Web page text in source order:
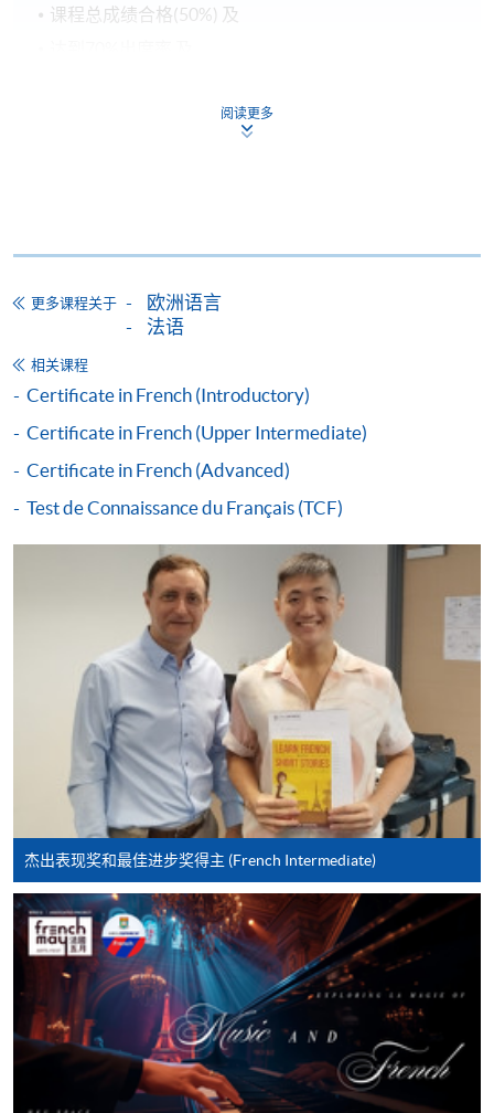
课程总成绩合格(50%) 及
试中取得要求成绩(考试日期必须於课程开始后)，法
Test de Connaissance du
的官方网页：www.wfsfaa.gov.hk/cef/，一切最新的资
电3142 2277联络持续进修基金办事处或电邮
cef_sfo@wfsfaa.gov.hk
持续进修基金
本课程已加入持续进修基金可获发还款项课程名单内
Certificate in French (Intermediate)
本课程在资歴架构下获得认可 (资歴架构第2级)
申请表 下载申请表
报名办法
付款方法
1. 现金、「易办事」（EPS）、微信支付
(WeChat Pay) 或支付宝(Alipay)
申请人可亲临学院任何一所报名中心，以现金、「易
办事」、微信支付（WeChat Pay）或支付宝
（Alipay） 缴付学费。
2. 支票或银行本票
如以划线支票或银行本票缴付，抬头请注明「香港大
学专业进修学院」。支票背面请写上课程名称及申请
人姓名。 阁下可：
阅读更多
更多课程关于
欧洲语言
法语
相关课程
Certificate in French (Introductory)
Certificate in French (Upper Intermediate)
Certificate in French (Advanced)
Test de Connaissance du Français (TCF)
杰出表现奖和最佳进步奖得主 (French Intermediate)